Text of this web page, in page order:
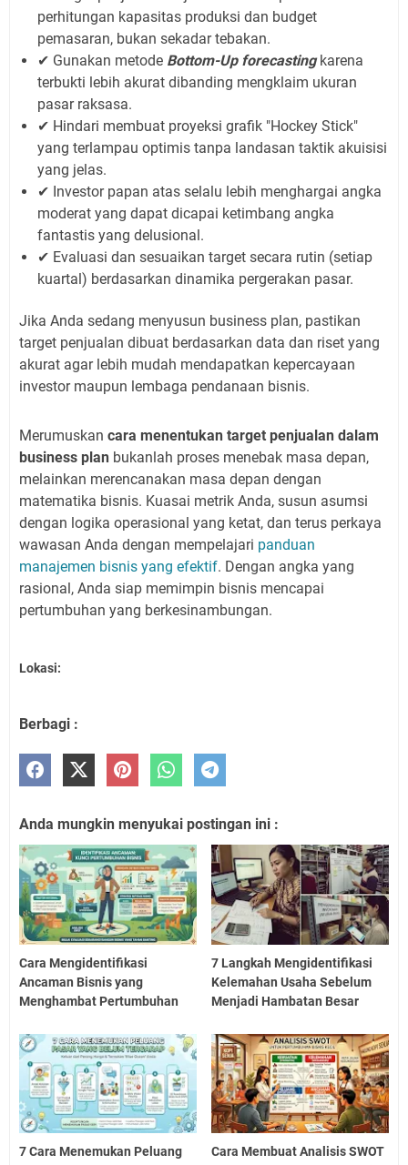
perhitungan kapasitas produksi dan budget
pemasaran, bukan sekadar tebakan.
✔ Gunakan metode Bottom-Up forecastingkarena
terbukti lebih akurat dibanding mengklaim ukuran
pasar raksasa.
✔ Hindari membuat proyeksi grafik "Hockey Stick"
yang terlampau optimis tanpa landasan taktik akuisisi
yang jelas.
✔ Investor papan atas selalu lebih menghargai angka
moderat yang dapat dicapai ketimbang angka
fantastis yang delusional.
✔ Evaluasi dan sesuaikan target secara rutin (setiap
kuartal) berdasarkan dinamika pergerakan pasar.
Jika Anda sedang menyusun business plan, pastikan
target penjualan dibuat berdasarkan data dan riset yang
akurat agar lebih mudah mendapatkan kepercayaan
investor maupun lembaga pendanaan bisnis.
Merumuskan cara menentukan target penjualan dalam
business plan bukanlah proses menebak masa depan,
melainkan merencanakan masa depan dengan
matematika bisnis. Kuasai metrik Anda, susun asumsi
dengan logika operasional yang ketat, dan terus perkaya
wawasan Anda dengan mempelajari panduan
manajemen bisnis yang efektif. Dengan angka yang
rasional, Anda siap memimpin bisnis mencapai
pertumbuhan yang berkesinambungan.
Lokasi:
Berbagi :
Anda mungkin menyukai postingan ini :
Cara Mengidentifikasi
Ancaman Bisnis yang
Menghambat Pertumbuhan
7 Langkah Mengidentifikasi
Kelemahan Usaha Sebelum
Menjadi Hambatan Besar
7 Cara Menemukan Peluang
Cara Membuat Analisis SWOT